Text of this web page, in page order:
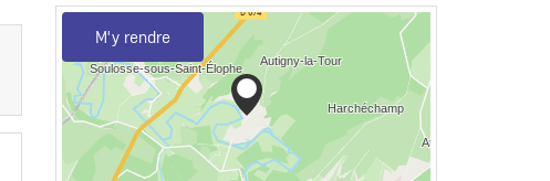
M'y rendre